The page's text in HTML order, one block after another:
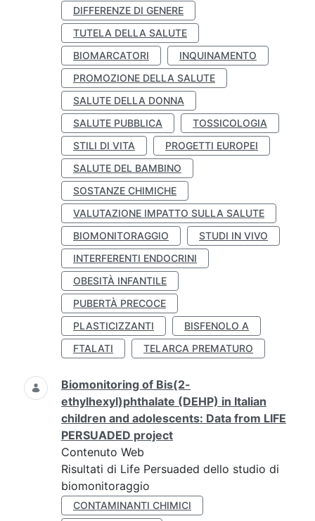
DIFFERENZE DI GENERE
TUTELA DELLA SALUTE
BIOMARCATORI
INQUINAMENTO
PROMOZIONE DELLA SALUTE
SALUTE DELLA DONNA
SALUTE PUBBLICA
TOSSICOLOGIA
STILI DI VITA
PROGETTI EUROPEI
SALUTE DEL BAMBINO
SOSTANZE CHIMICHE
VALUTAZIONE IMPATTO SULLA SALUTE
BIOMONITORAGGIO
STUDI IN VIVO
INTERFERENTI ENDOCRINI
OBESITÀ INFANTILE
PUBERTÀ PRECOCE
PLASTICIZZANTI
BISFENOLO A
FTALATI
TELARCA PREMATURO
Biomonitoring of Bis(2-
ethylhexyl)phthalate (DEHP) in Italian
children and adolescents: Data from LIFE
PERSUADED project
Contenuto Web
Risultati di Life Persuaded dello studio di
biomonitoraggio
CONTAMINANTI CHIMICI